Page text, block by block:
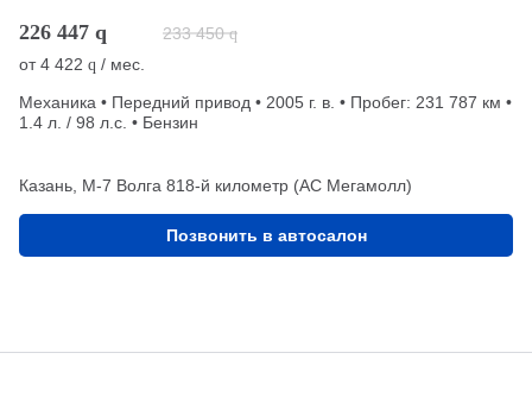
226 447 q 233 450 q
от4 422 q / мес.
Механика • Передний привод • 2005 г. в. • Пробег: 231 787 км •
1.4 л. / 98 л.с. • Бензин
Казань, М-7 Волга 818-й километр (АС Мегамолл)
Позвонить в автосалон